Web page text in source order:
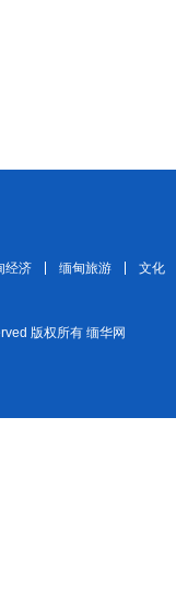
经济 缅甸旅游 文化
版权所有 缅华网